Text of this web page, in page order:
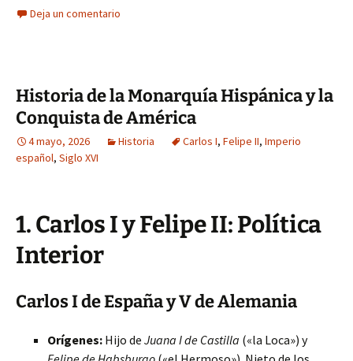
Deja un comentario
Historia de la Monarquía Hispánica y la
Conquista de América
4 mayo, 2026 Historia Carlos I, Felipe II, Imperio
español, Siglo XVI
1. Carlos I y Felipe II: Política
Interior
Carlos I de España y V de Alemania
Orígenes: Hijo de Juana I de Castilla («la Loca») y